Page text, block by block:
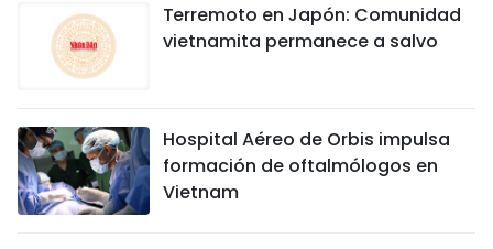
Terremoto en Japón: Comunidad
vietnamita permanece a salvo
Hospital Aéreo de Orbis impulsa
formación de oftalmólogos en
Vietnam